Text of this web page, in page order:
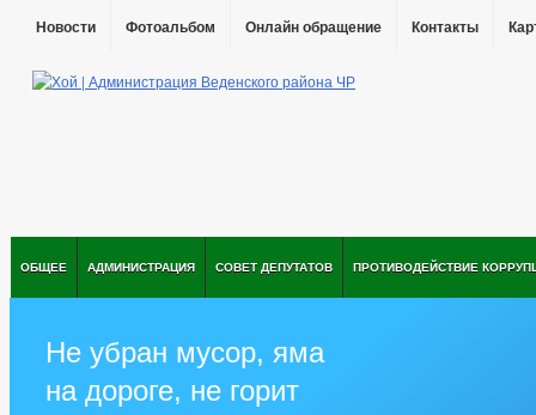
Новости Фотоальбом Онлайн обращение Контакты
ОБЩЕЕ АДМИНИСТРАЦИЯ СОВЕТ ДЕПУТАТОВ ПРОТИВОДЕЙСТВИЕ
Не убран мусор, яма
на дороге, не горит